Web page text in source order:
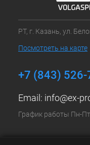
РТ, г. Казань, ул.
Посмотреть на карте
+7 (843) 526-
Email: info@ex-
График работы Пн-